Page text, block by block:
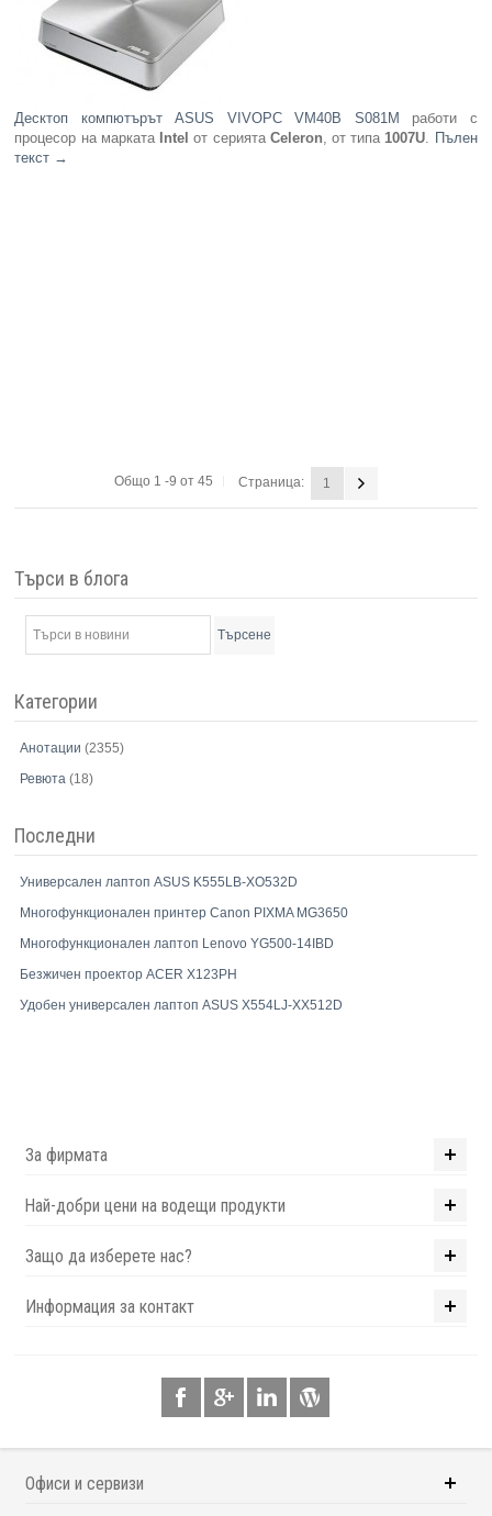
Десктоп компютърът ASUS VIVOPC VM40B S081M
работи с
процесор на марката Intel от серията Celeron, от типа1007U. Пълен
текст →
Общо 1 -9 от 45 Страница: 1
Търси в блога
Търсене
Категории
Анотации(2355)
Ревюта(18)
Последни
Универсален лаптоп ASUS K555LB-XO532D
Многофункционален принтер Canon PIXMA MG3650
Многофункционален лаптоп Lenovo YG500-14IBD
Безжичен проектор ACER X123PH
Удобен универсален лаптоп ASUS X554LJ-XX512D
За фирмата
Най-добри цени на водещи продукти
Защо да изберете нас?
Информация за контакт
Офиси и сервизи